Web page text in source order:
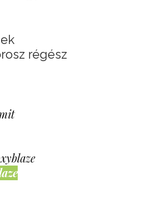
régész